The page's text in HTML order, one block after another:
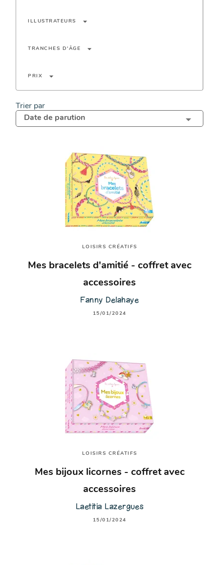
ILLUSTRATEURS arrow_drop_down
TRANCHES D'ÂGE arrow_drop_down
PRIX arrow_drop_down
Trier par
Date de parution
LOISIRS CRÉATIFS
Mes bracelets d'amitié - coffret avec
accessoires
Fanny Delahaye
15/01/2024
LOISIRS CRÉATIFS
Mes bijoux licornes - coffret avec
accessoires
Laetitia Lazergues
15/01/2024